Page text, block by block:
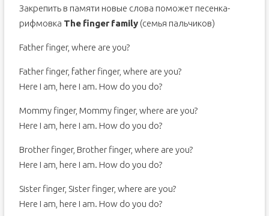
Закрепить в памяти новые слова поможет песенка-
рифмовка The finger family(семья пальчиков)
Father finger, where are you?
Father finger, father finger, where are you?
Here I am, here I am. How do you do?
Mommy finger, Mommy finger, where are you?
Here I am, here I am. How do you do?
Brother finger, Brother finger, where are you?
Here I am, here I am. How do you do?
Sister finger, Sister finger, where are you?
Here I am, here I am. How do you do?